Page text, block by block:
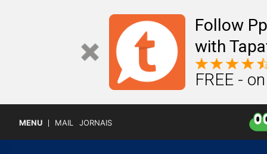
Follow
with
FREE -
MENU MAIL JORNAIS